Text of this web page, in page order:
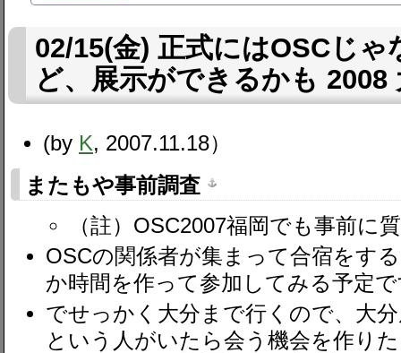
02/15(金) 正式にはOSCじ
ど、展示ができるかも
(by K, 2007.11.18）
またもや事前調査
（註）OSC2007福岡でも事前に
OSCの関係者が集まって合宿をす
か時間を作って参加してみる予定
でせっかく大分まで行くので、大
という人がいたら会う機会を作り